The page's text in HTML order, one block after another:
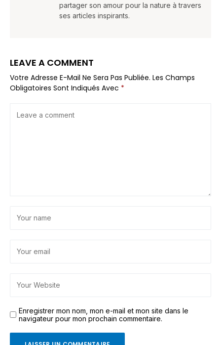
partager son amour pour la nature à travers
ses articles inspirants.
LEAVE A COMMENT
Votre Adresse E-Mail Ne Sera Pas Publiée. Les Champs
Obligatoires Sont Indiqués Avec *
Enregistrer mon nom, mon e-mail et mon site dans le
navigateur pour mon prochain commentaire.